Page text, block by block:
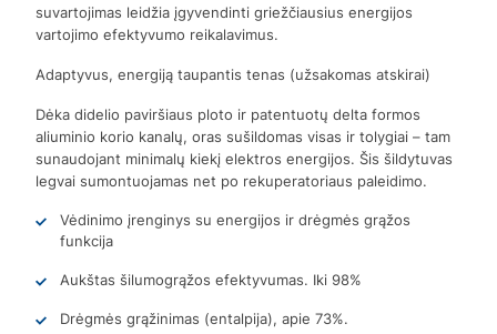
suvartojimas leidžia įgyvendinti griežčiausius energijos
vartojimo efektyvumo reikalavimus.
Adaptyvus, energiją taupantis tenas (užsakomas atskirai)
Dėka didelio paviršiaus ploto ir patentuotų delta formos
aliuminio korio kanalų, oras sušildomas visas ir tolygiai – tam
sunaudojant minimalų kiekį elektros energijos. Šis šildytuvas
legvai sumontuojamas net po rekuperatoriaus paleidimo.
Vėdinimo įrenginys su energijos ir drėgmės grąžos
funkcija
Aukštas šilumogrąžos efektyvumas. Iki 98%
Drėgmės grąžinimas (entalpija), apie 73%.